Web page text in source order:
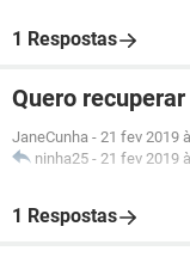
1 Respostas
Quero
JaneCunha - 21 fev 2019
ninha25 - 21 fev 2019
1 Respostas